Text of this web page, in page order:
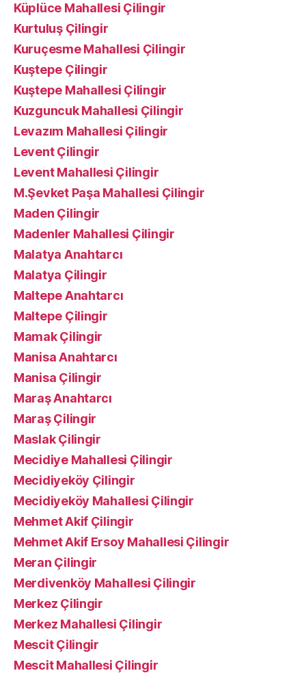
Küplüce Mahallesi Çilingir
Kurtuluş Çilingir
Kuruçesme Mahallesi Çilingir
Kuştepe Çilingir
Kuştepe Mahallesi Çilingir
Kuzguncuk Mahallesi Çilingir
Levazım Mahallesi Çilingir
Levent Çilingir
Levent Mahallesi Çilingir
M.Şevket Paşa Mahallesi Çilingir
Maden Çilingir
Madenler Mahallesi Çilingir
Malatya Anahtarcı
Malatya Çilingir
Maltepe Anahtarcı
Maltepe Çilingir
Mamak Çilingir
Manisa Anahtarcı
Manisa Çilingir
Maraş Anahtarcı
Maraş Çilingir
Maslak Çilingir
Mecidiye Mahallesi Çilingir
Mecidiyeköy Çilingir
Mecidiyeköy Mahallesi Çilingir
Mehmet Akif Çilingir
Mehmet Akif Ersoy Mahallesi Çilingir
Meran Çilingir
Merdivenköy Mahallesi Çilingir
Merkez Çilingir
Merkez Mahallesi Çilingir
Mescit Çilingir
Mescit Mahallesi Çilingir